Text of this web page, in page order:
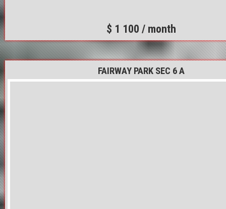
$ 1 100 / month
FAIRWAY PARK SEC 6 A